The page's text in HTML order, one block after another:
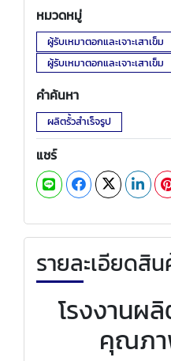
หมวดหมู่
ผู้รับเหมาตอกและเจาะเสาเข็ม
ผู้รับเหมาตอกและเจาะเสาเข็ม
คำค้นหา
ผลิตรั้วสำเร็จรูป
แชร์
รายละเอียดสิน
โรงงานผ
คุณภ